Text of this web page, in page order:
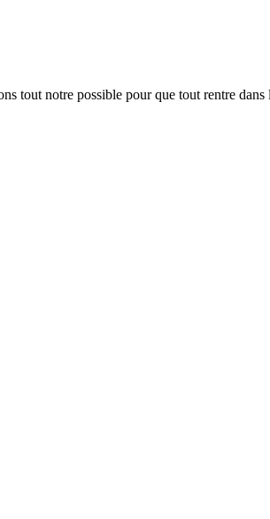
tout notre possible pour que tout rentre dans